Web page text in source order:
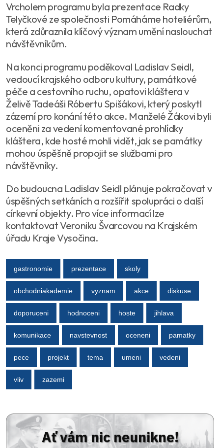
Vrcholem programu byla prezentace Radky
Telyčkové ze společnosti Pomáháme hoteliérům,
která zdůraznila klíčový význam umění naslouchat
návštěvníkům.
Na konci programu poděkoval Ladislav Seidl,
vedoucí krajského odboru kultury, památkové
péče a cestovního ruchu, opatovi kláštera v
Želivě Tadeáši Róbertu Spišákovi, který poskytl
zázemí pro konání této akce. Manželé Žákovi byli
oceněni za vedení komentované prohlídky
kláštera, kde hosté mohli vidět, jak se památky
mohou úspěšně propojit se službami pro
návštěvníky.
Do budoucna Ladislav Seidl plánuje pokračovat v
úspěšných setkáních a rozšířit spolupráci o další
církevní objekty. Pro více informací lze
kontaktovat Veroniku Švarcovou na Krajském
úřadu Kraje Vysočina.
gastronomie prezentace skoly
obchodniakademie vyznam akce diskuse
doporuceni hodnoceni hoste jihlava
komunikace navstevnost oceneni pamatky
pece projekt tema umeni vedeni
vliv zazemi
Ať vám nic neunikne!